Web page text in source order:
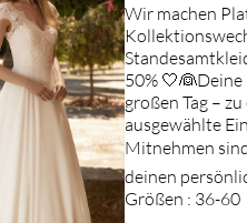
wir
Wir machen
50%
großen Tag –
ausgewählte
Mitnehmen
deinen
Größen : 36-60